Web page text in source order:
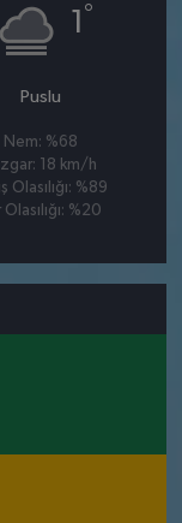
1 °
Puslu
Nem: %68
18 km/h
Olasılığı: %89
Olasılığı: %20